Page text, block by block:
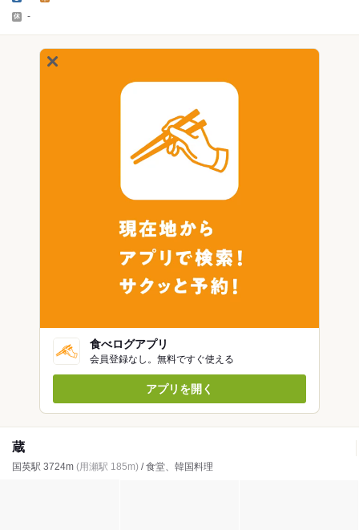
-
食べログアプリ
会員登録なし。無料ですぐ使える
アプリを開く
蔵
国英駅 3724m (用瀬駅 185m) / 食堂、韓国料理